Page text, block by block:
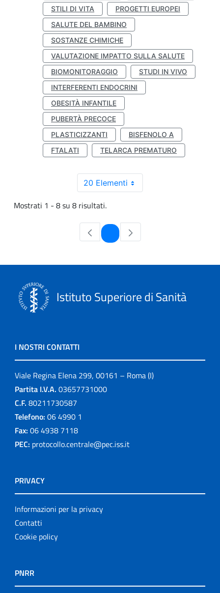
STILI DI VITA
PROGETTI EUROPEI
SALUTE DEL BAMBINO
SOSTANZE CHIMICHE
VALUTAZIONE IMPATTO SULLA SALUTE
BIOMONITORAGGIO
STUDI IN VIVO
INTERFERENTI ENDOCRINI
OBESITÀ INFANTILE
PUBERTÀ PRECOCE
PLASTICIZZANTI
BISFENOLO A
FTALATI
TELARCA PREMATURO
20 Elementi
Mostrati 1 - 8 su 8 risultati.
Pagina
Istituto Superiore di Sanità
I NOSTRI CONTATTI
Viale Regina Elena 299, 00161 – Roma (I)
Partita I.V.A. 03657731000
C.F. 80211730587
Telefono: 06 4990 1
Fax: 06 4938 7118
PEC: protocollo.centrale@pec.iss.it
PRIVACY
Informazioni per la privacy
Contatti
Cookie policy
PNRR